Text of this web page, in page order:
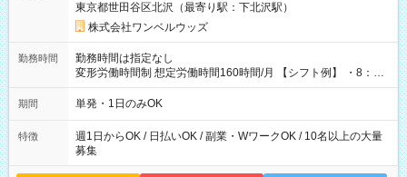
東京都世田谷区北沢（最寄り駅：下北沢駅）
株式会社ワンベルウッズ
勤務時間
勤務時間は指定なし
変形労働時間制 想定労働時間160時間/月 【シフト例】 ・8：00
～21：00
期間 単発・1日のみOK
特徴
週1日からOK / 日払いOK / 副業・WワークOK / 10名以上の大量
募集